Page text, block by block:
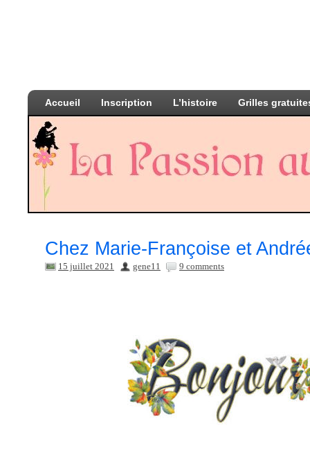
Accueil Inscription L’histoire Grilles
Chez Marie-Françoise et
15 juillet 2021 gene11 9 comments